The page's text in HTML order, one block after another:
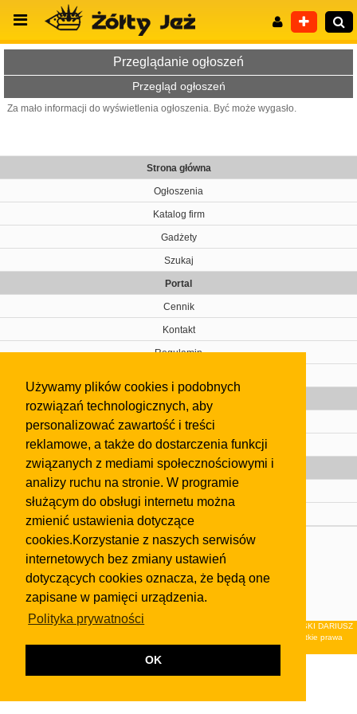
Używamy plików cookies i podobnych
rozwiązań technologicznych, aby
personalizować zawartość i treści
reklamowe, a także do dostarczenia funkcji
związanych z mediami społecznościowymi i
analizy ruchu na stronie. W programie
służącym do obsługi internetu można
zmienić ustawienia dotyczące
cookies.Korzystanie z naszych serwisów
internetowych bez zmiany ustawień
dotyczących cookies oznacza, że będą one
zapisane w pamięci urządzenia.
Polityka prywatności
OK
Przeglądanie ogłoszeń
Przegląd ogłoszeń
Za mało informacji do wyświetlenia ogłoszenia. Być może wygasło.
Strona główna
Ogłoszenia
Katalog firm
Gadżety
Szukaj
Portal
Cennik
Kontakt
Regulamin
Gazeta
Olkusz
Kontakt
Strefa dla biznesu
Biura nieruchomości
Dealerzy i autokomisy
Skontaktuj się z nami
regulaminuiPolityki Prywatności.
Klauzula FB
© 2026Wydawnictwo NEON sp. z o.o. (dawniej: FIRMA NEON MAREK KLUCZEWSKI DARIUSZ
KRAWCZYK s.c.) z siedzibą w Olkuszu, ul.Żuradzka 15, 32-300 Olkusz . Wszystkie prawa